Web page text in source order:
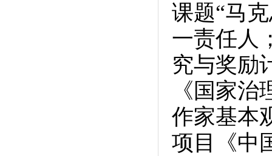
课题“马
一责任人
究与奖励
《国家
作家基本
项目《中